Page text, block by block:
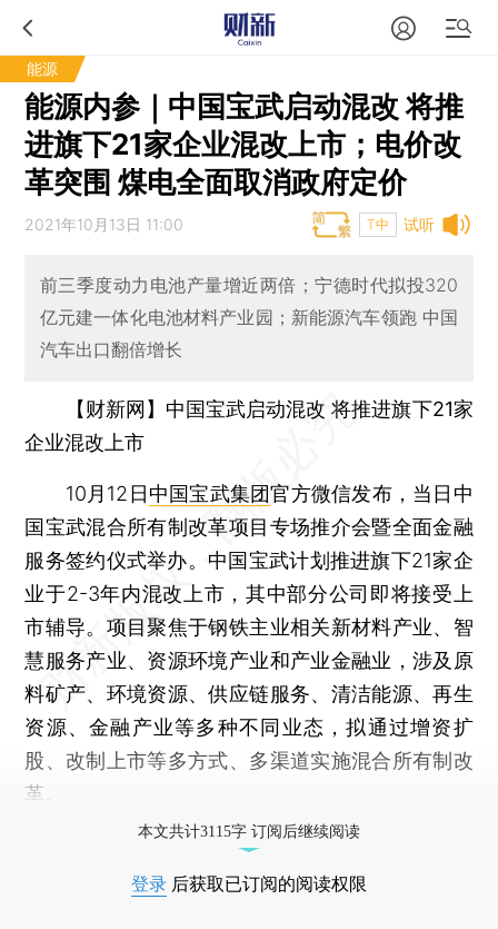
能源
能源内参｜中国宝武启动混改 将推
进旗下21家企业混改上市；电价改
革突围 煤电全面取消政府定价
试听
2021年10月13日 11:00 T中
前三季度动力电池产量增近两倍；宁德时代拟投320
亿元建一体化电池材料产业园；新能源汽车领跑 中国
汽车出口翻倍增长
【财新网】中国宝武启动混改 将推进旗下21家
企业混改上市
10月12日中国宝武集团官方微信发布，当日中
国宝武混合所有制改革项目专场推介会暨全面金融
服务签约仪式举办。中国宝武计划推进旗下21家企
业于2-3年内混改上市，其中部分公司即将接受上
市辅导。项目聚焦于钢铁主业相关新材料产业、智
慧服务产业、资源环境产业和产业金融业，涉及原
料矿产、环境资源、供应链服务、清洁能源、再生
资源、金融产业等多种不同业态，拟通过增资扩
股、改制上市等多方式、多渠道实施混合所有制改
革。
本文共计3115字 订阅后继续阅读
登录 后获取已订阅的阅读权限